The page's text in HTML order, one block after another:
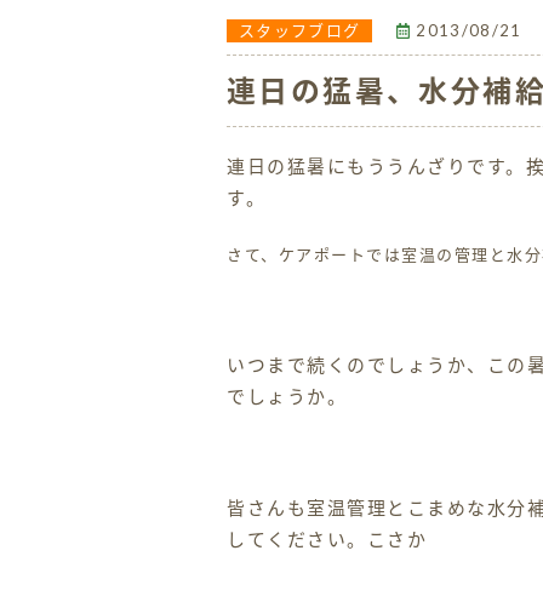
スタッフブログ 2013/08/21
連日の猛暑、水分補
連日の猛暑にもううんざりです。
す。
さて、ケアポートでは室温の管理と水
いつまで続くのでしょうか、この
でしょうか。
皆さんも室温管理とこまめな水分
してください。こさか